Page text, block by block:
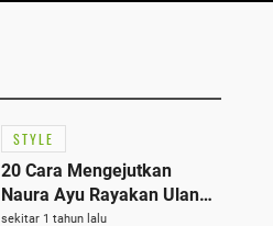
STYLE
20 Cara Mengejutkan
Naura Ayu Rayakan Ulang
Tahun di Panti Asuhan,
sekitar 1 tahun lalu